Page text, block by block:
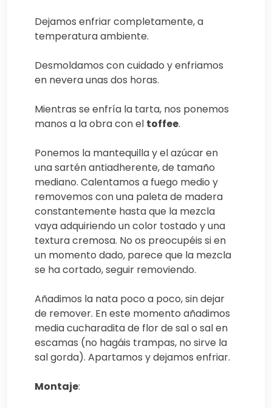
Dejamos enfriar completamente, a
temperatura ambiente.
Desmoldamos con cuidado y enfriamos
en nevera unas dos horas.
Mientras se enfría la tarta, nos ponemos
manos a la obra con el toffee.
Ponemos la mantequilla y el azúcar en
una sartén antiadherente, de tamaño
mediano. Calentamos a fuego medio y
removemos con una paleta de madera
constantemente hasta que la mezcla
vaya adquiriendo un color tostado y una
textura cremosa. No os preocupéis si en
un momento dado, parece que la mezcla
se ha cortado, seguir removiendo.
Añadimos la nata poco a poco, sin dejar
de remover. En este momento añadimos
media cucharadita de flor de sal o sal en
escamas (no hagáis trampas, no sirve la
sal gorda). Apartamos y dejamos enfriar.
Montaje: